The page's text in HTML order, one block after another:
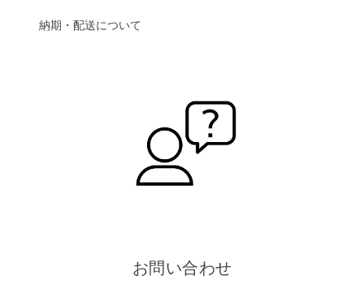
納期・配送について
お問い合わせ